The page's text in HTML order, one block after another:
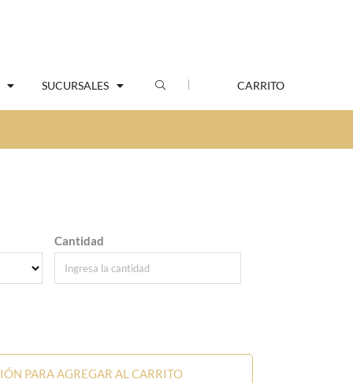
SUCURSALES CARRITO
Cantidad
PARA AGREGAR AL CARRITO